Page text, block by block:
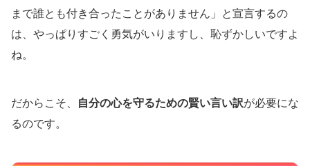
まで誰とも付き合ったことがありません」と宣言するの
は、やっぱりすごく勇気がいりますし、恥ずかしいですよ
ね。
だからこそ、 自分の心を守るための賢い言い訳が必要にな
るのです。